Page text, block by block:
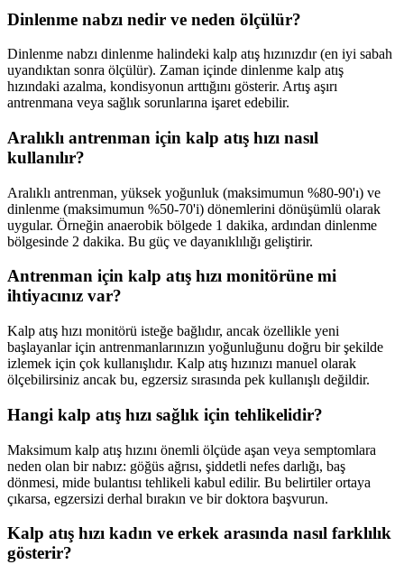
Dinlenme nabzı nedir ve neden ölçülür?
Dinlenme nabzı dinlenme halindeki kalp atış hızınızdır (en iyi sabah
uyandıktan sonra ölçülür). Zaman içinde dinlenme kalp atış
hızındaki azalma, kondisyonun arttığını gösterir. Artış aşırı
antrenmana veya sağlık sorunlarına işaret edebilir.
Aralıklı antrenman için kalp atış hızı nasıl
kullanılır?
Aralıklı antrenman, yüksek yoğunluk (maksimumun %80-90'ı) ve
dinlenme (maksimumun %50-70'i) dönemlerini dönüşümlü olarak
uygular. Örneğin anaerobik bölgede 1 dakika, ardından dinlenme
bölgesinde 2 dakika. Bu güç ve dayanıklılığı geliştirir.
Antrenman için kalp atış hızı monitörüne mi
ihtiyacınız var?
Kalp atış hızı monitörü isteğe bağlıdır, ancak özellikle yeni
başlayanlar için antrenmanlarınızın yoğunluğunu doğru bir şekilde
izlemek için çok kullanışlıdır. Kalp atış hızınızı manuel olarak
ölçebilirsiniz ancak bu, egzersiz sırasında pek kullanışlı değildir.
Hangi kalp atış hızı sağlık için tehlikelidir?
Maksimum kalp atış hızını önemli ölçüde aşan veya semptomlara
neden olan bir nabız: göğüs ağrısı, şiddetli nefes darlığı, baş
dönmesi, mide bulantısı tehlikeli kabul edilir. Bu belirtiler ortaya
çıkarsa, egzersizi derhal bırakın ve bir doktora başvurun.
Kalp atış hızı kadın ve erkek arasında nasıl farklılık
gösterir?